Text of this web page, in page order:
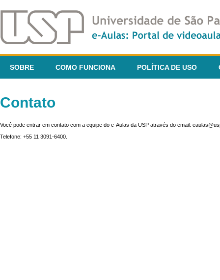
SOBRE COMO FUNCIONA POLÍTICA DE USO
Contato
Você pode entrar em contato com a equipe do e-Aulas da USP através do email:
Telefone: +55 11 3091-6400.